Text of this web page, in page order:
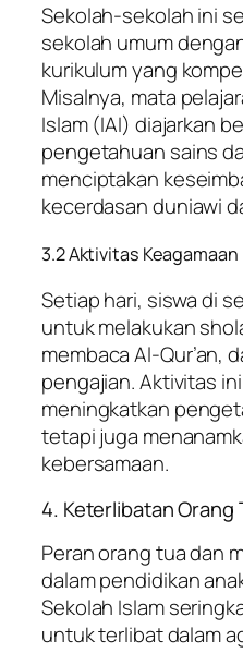
Sekolah-sekolah ini
sekolah umum
kurikulum yang
Misalnya, mata
Islam (IAI) diajarkan
pengetahuan sains
menciptakan
kecerdasan duniawi
3.2 Aktivitas Keagamaan
Setiap hari, siswa di
untuk melakukan
membaca Al-Qur’an,
pengajian. Aktivitas
meningkatkan
tetapi juga
kebersamaan.
4. Keterlibatan Orang
Peran orang tua dan
dalam pendidikan
Sekolah Islam
untuk terlibat dalam